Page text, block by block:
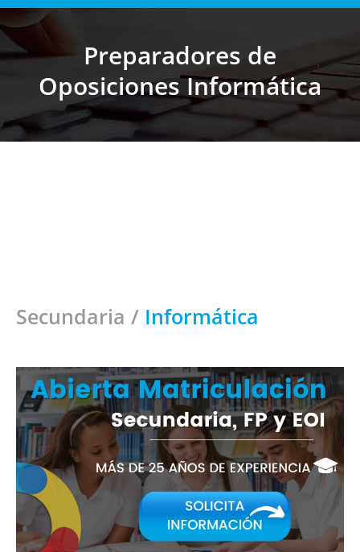
Preparadores de
Oposiciones Informática
Secundaria / Informática